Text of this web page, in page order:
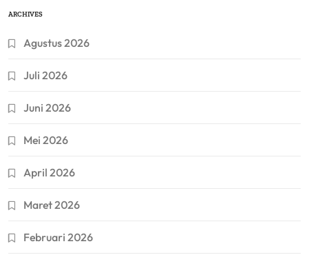
ARCHIVES
Agustus 2026
Juli 2026
Juni 2026
Mei 2026
April 2026
Maret 2026
Februari 2026